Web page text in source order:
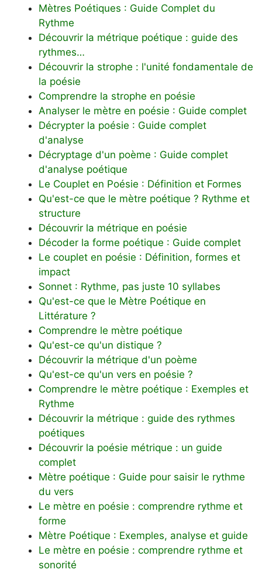
Mètres Poétiques : Guide Complet du
Rythme
Découvrir la métrique poétique : guide des
rythmes…
Découvrir la strophe : l'unité fondamentale de
la poésie
Comprendre la strophe en poésie
Analyser le mètre en poésie : Guide complet
Décrypter la poésie : Guide complet
d'analyse
Décryptage d'un poème : Guide complet
d'analyse poétique
Le Couplet en Poésie : Définition et Formes
Qu'est-ce que le mètre poétique ? Rythme et
structure
Découvrir la métrique en poésie
Décoder la forme poétique : Guide complet
Le couplet en poésie : Définition, formes et
impact
Sonnet : Rythme, pas juste 10 syllabes
Qu'est-ce que le Mètre Poétique en
Littérature ?
Comprendre le mètre poétique
Qu'est-ce qu'un distique ?
Découvrir la métrique d'un poème
Qu'est-ce qu'un vers en poésie ?
Comprendre le mètre poétique : Exemples et
Rythme
Découvrir la métrique : guide des rythmes
poétiques
Découvrir la poésie métrique : un guide
complet
Mètre poétique : Guide pour saisir le rythme
du vers
Le mètre en poésie : comprendre rythme et
forme
Mètre Poétique : Exemples, analyse et guide
Le mètre en poésie : comprendre rythme et
sonorité